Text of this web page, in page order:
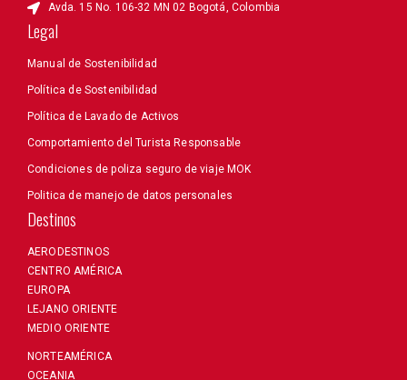
Avda. 15 No. 106-32 MN 02 Bogotá, Colombia
Legal
Manual de Sostenibilidad
Política de Sostenibilidad
Política de Lavado de Activos
Comportamiento del Turista Responsable
Condiciones de poliza seguro de viaje MOK
Politica de manejo de datos personales
Destinos
AERODESTINOS
CENTRO AMÉRICA
EUROPA
LEJANO ORIENTE
MEDIO ORIENTE
NORTEAMÉRICA
OCEANIA